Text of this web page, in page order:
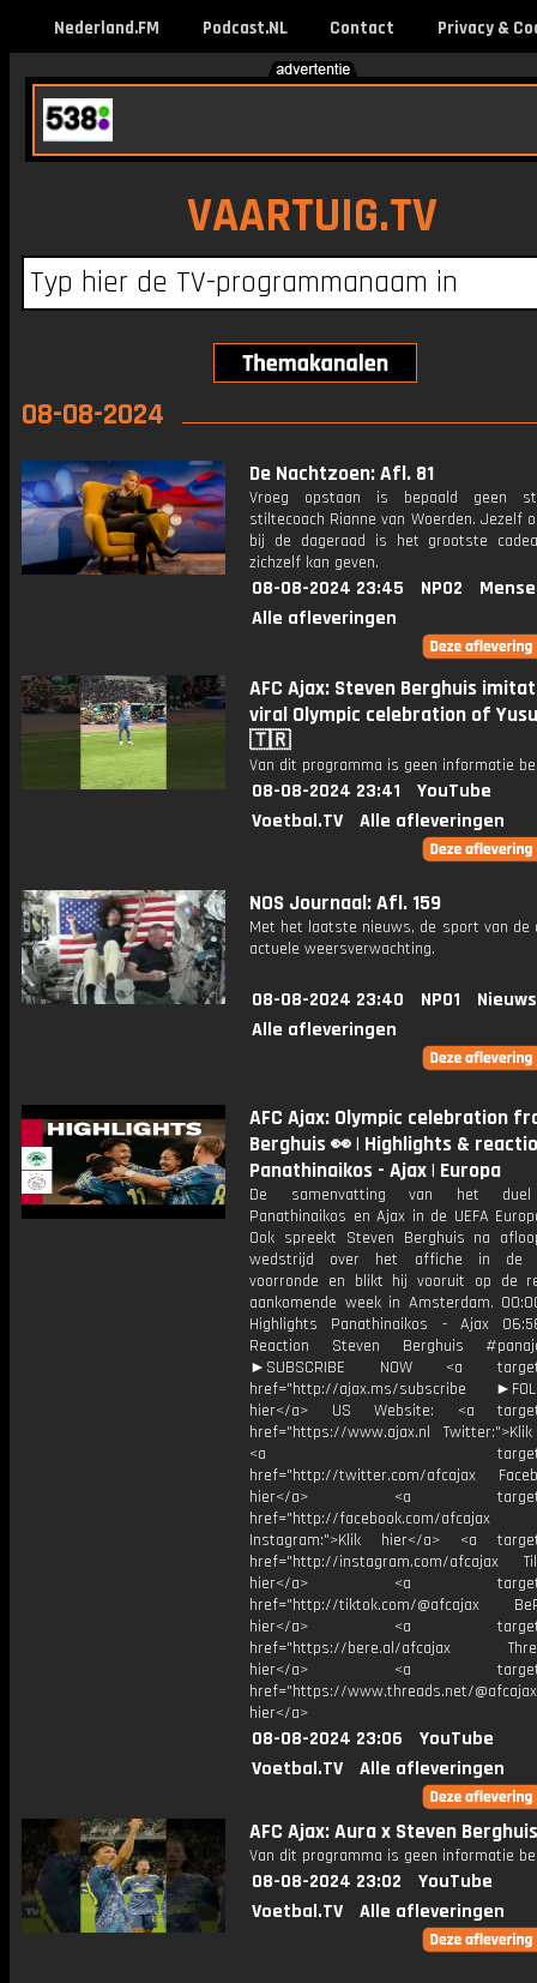
Nederland.FM Podcast.NL Contact Privacy &
VAARTUIG.TV
08-08-2024
De Nachtzoen: Afl. 81
Vroeg opstaan is bepaald geen
stiltecoach Rianne van Woerden. Jezelf
bij de dageraad is het grootste
zichzelf kan geven.
08-08-2024 23:45 NPO2
Alle afleveringen
AFC Ajax: Steven Berghuis
viral Olympic celebration of
🇹🇷
Van dit programma is geen informatie
08-08-2024 23:41
YouTube
Voetbal.TV
Alle afleveringen
NOS Journaal: Afl. 159
Met het laatste nieuws, de sport van de
actuele weersverwachting.
08-08-2024 23:40 NPO1
Alle afleveringen
AFC Ajax: Olympic celebration
Berghuis 👀 | Highlights &
Panathinaikos - Ajax | Europa
De samenvatting van het
Panathinaikos en Ajax in de UEFA
Ook spreekt Steven Berghuis na
wedstrijd over het affiche in de
voorronde en blikt hij vooruit op de
aankomende week in Amsterdam.
Highlights Panathinaikos - Ajax
Reaction Steven Berghuis
►SUBSCRIBE NOW <a
href="http://ajax.ms/subscribe
hier</a> US Website: <a
href="https://www.ajax.nl
<a
href="http://twitter.com/afcajax
hier</a> <a
href="http://facebook.com/afcajax
Instagram:">Klik hier</a> <a
href="http://instagram.com/afcajax
hier</a> <a
href="http://tiktok.com/@afcajax
hier</a> <a
href="https://bere.al/afcajax
hier</a> <a
href="https://www.threads.net/
hier</a>
08-08-2024 23:06
YouTube
Voetbal.TV
Alle afleveringen
AFC Ajax: Aura x Steven
Van dit programma is geen informatie
08-08-2024 23:02
YouTube
Voetbal.TV
Alle afleveringen